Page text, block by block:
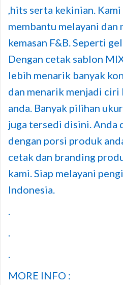
,hits serta kekinian.
membantu melayani dan
kemasan F&B. Seperti
Dengan cetak sablon
lebih menarik banyak
dan menarik menjadi ciri
anda. Banyak pilihan
juga tersedi disini. Anda
dengan porsi produk
cetak dan branding
kami. Siap melayani
Indonesia.
.
.
.
MORE INFO :